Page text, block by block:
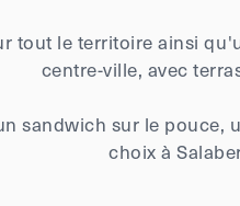
tout le territoire ainsi
centre-ville, avec
sandwich sur le
choix à